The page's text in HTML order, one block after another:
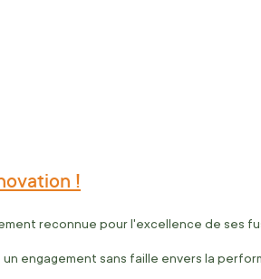
!
reconnue pour l'excellence de ses
engagement sans faille envers la